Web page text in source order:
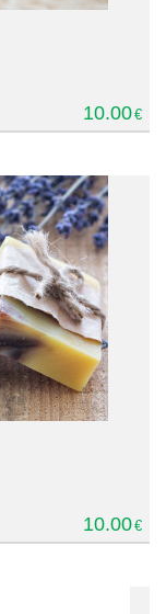
10.00€
10.00€